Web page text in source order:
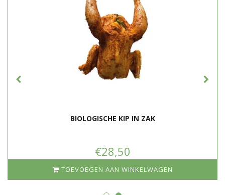
70 dagen
4m2 per kuiken
Strobalen, houtsnippers, zitstokken
0%
SKAL, 3 sterren Beter Leven
Gewicht
BIOLOGISCHE KIP IN ZAK
€28,50
TOEVOEGEN AAN WINKELWAGEN